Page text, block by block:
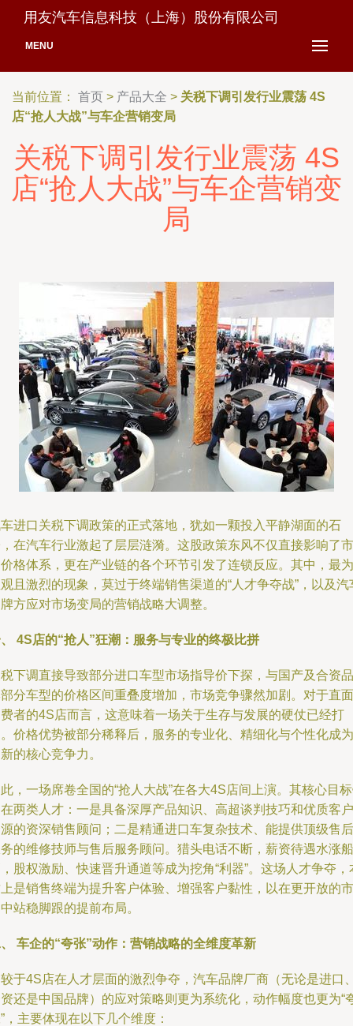
用友汽车信息科技（上海）股份有限公司
MENU
当前位置： 首页 > 产品大全 > 关税下调引发行业震荡 4S
店“抢人大战”与车企营销变局
关税下调引发行业震荡 4S
店“抢人大战”与车企营销变
局
进口关税下调政策的正式落地，犹如一颗投入平静湖面的石
在汽车行业激起了层层涟漪。这股政策东风不仅直接影响了市
格体系，更在产业链的各个环节引发了连锁反应。其中，最为
且激烈的现象，莫过于终端销售渠道的“人才争夺战”，以及汽
方应对市场变局的营销战略大调整。
4S店的“抢人”狂潮：服务与专业的终极比拼
下调直接导致部分进口车型市场指导价下探，与国产及合资品
分车型的价格区间重叠度增加，市场竞争骤然加剧。对于直面
者的4S店而言，这意味着一场关于生存与发展的硬仗已经打
价格优势被部分稀释后，服务的专业化、精细化与个性化成为
的核心竞争力。
，一场席卷全国的“抢人大战”在各大4S店间上演。其核心目
两类人才：一是具备深厚产品知识、高超谈判技巧和优质客户
的资深销售顾问；二是精通进口车复杂技术、能提供顶级售后
的维修技师与售后服务顾问。猎头电话不断，薪资待遇水涨船
股权激励、快速晋升通道等成为挖角“利器”。这场人才争夺，
是销售终端为提升客户体验、增强客户黏性，以在更开放的市
站稳脚跟的提前布局。
车企的“夸张”动作：营销战略的全维度革新
于4S店在人才层面的激烈争夺，汽车品牌厂商（无论是进口
还是中国品牌）的应对策略则更为系统化，动作幅度也更为“
，主要体现在以下几个维度：